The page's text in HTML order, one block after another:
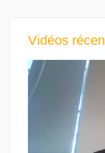
Vidéos